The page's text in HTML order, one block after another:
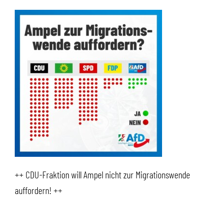
++ CDU-Fraktion will Ampel nicht zur Migrationswende
auffordern! ++